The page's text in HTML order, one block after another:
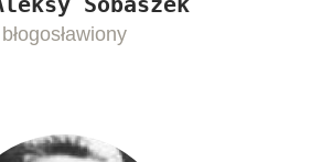
błogosławiony